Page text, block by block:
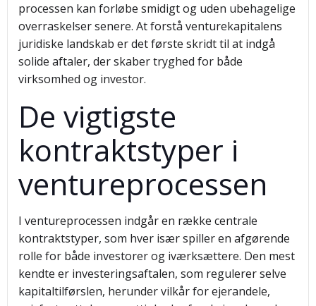
processen kan forløbe smidigt og uden ubehagelige
overraskelser senere. At forstå venturekapitalens
juridiske landskab er det første skridt til at indgå
solide aftaler, der skaber tryghed for både
virksomhed og investor.
De vigtigste
kontraktstyper i
ventureprocessen
I ventureprocessen indgår en række centrale
kontraktstyper, som hver især spiller en afgørende
rolle for både investorer og iværksættere. Den mest
kendte er investeringsaftalen, som regulerer selve
kapitaltilførslen, herunder vilkår for ejerandele,